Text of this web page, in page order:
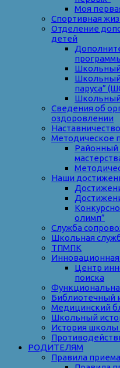
Моя
Спортивная
Отделение
детей
Школьный
Школьный
паруса”
Сведения об
оздоровлении
Наставничество
Методическое
Районный
Наши
олимп”
Служба
Школьная
ТПМПК
Центр
поиска
Библиотечный
Медицинский
Школьный
История
РОДИТЕЛЯМ
Правила приема